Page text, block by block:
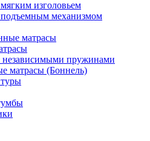
изголовьем
механизмом
матрасы
независимыми пружинами
матрасы (Боннель)